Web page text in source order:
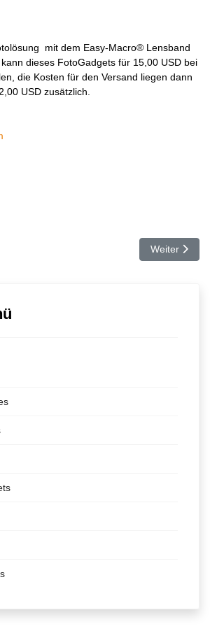
mit dem Easy-Macro® Lensband
dieses FotoGadgets für 15,00 USD bei
die Kosten für den Versand liegen dann
USD zusätzlich.
Mehr Blitz fürs iPhone - mit dem iFlash
Nächster
Weiter